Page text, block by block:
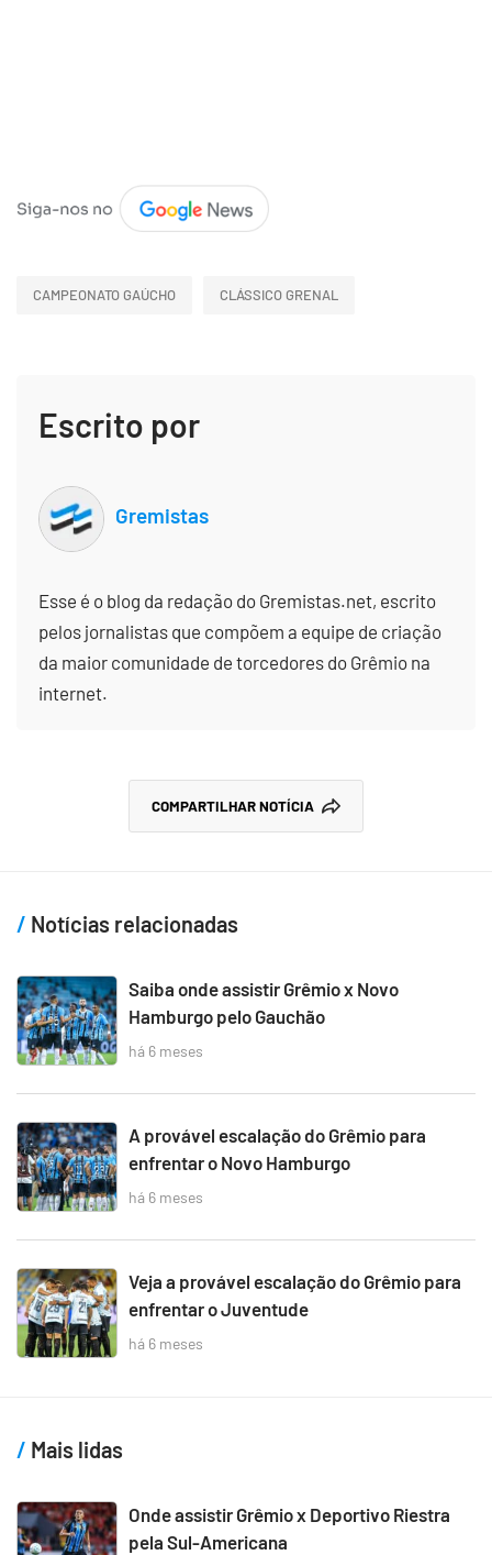
CAMPEONATO GAÚCHO CLÁSSICO GRENAL
Escrito por
Gremistas
Esse é o blog da redação do Gremistas.net, escrito
pelos jornalistas que compõem a equipe de criação
da maior comunidade de torcedores do Grêmio na
internet.
COMPARTILHAR NOTÍCIA
Notícias relacionadas
Saiba onde assistir Grêmio x Novo
Hamburgo pelo Gauchão
há 6 meses
A provável escalação do Grêmio para
enfrentar o Novo Hamburgo
há 6 meses
Veja a provável escalação do Grêmio para
enfrentar o Juventude
há 6 meses
Mais lidas
Onde assistir Grêmio x Deportivo Riestra
pela Sul-Americana